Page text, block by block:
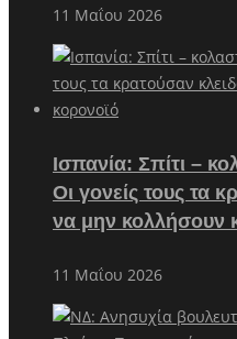
11 Μαΐου 2026
Ισπανία: Σπίτι –
Οι γονείς τους τα
να μην κολλήσουν
11 Μαΐου 2026